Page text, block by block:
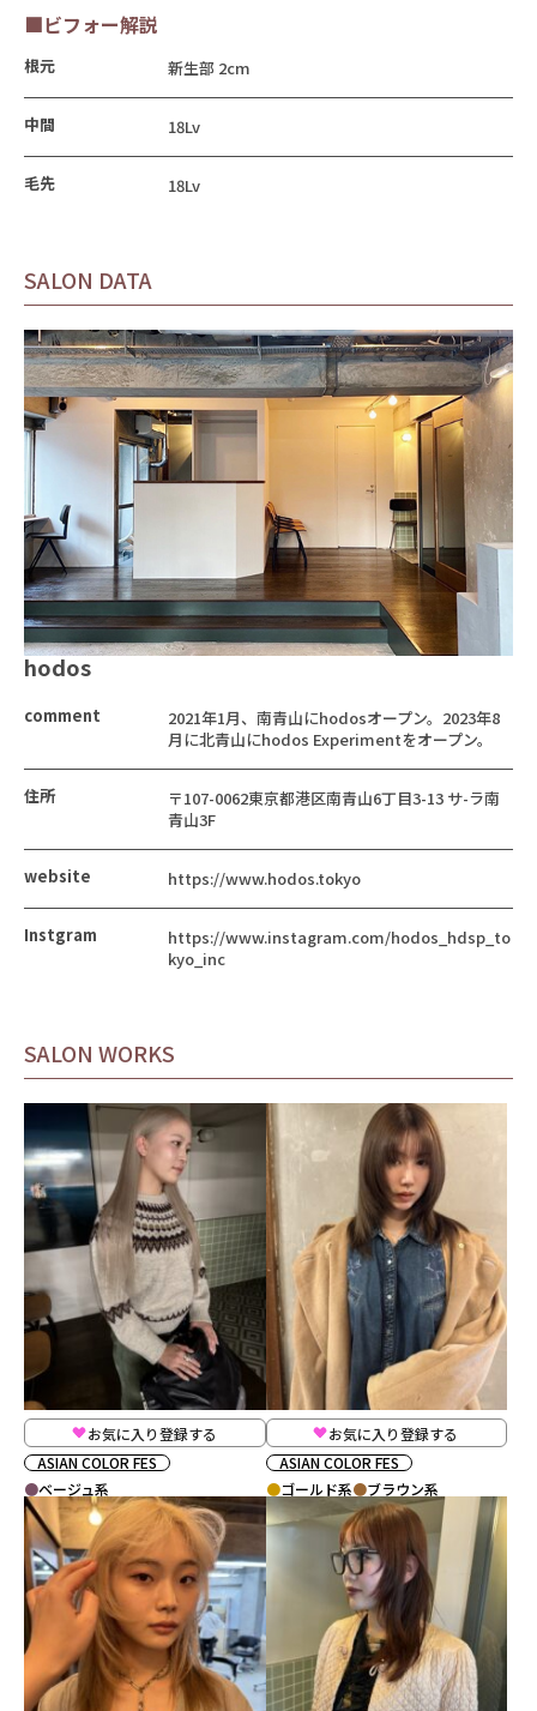
■ビフォー解説
根元 新生部 2cm
中間 18Lv
毛先 18Lv
SALON DATA
hodos
comment
2021年1月、南青山にhodosオープン。2023年8
月に北青山にhodos Experimentをオープン。
住所
〒107-0062東京都港区南青山6丁目3-13 サ-ラ南
青山3F
website https://www.hodos.tokyo
Instgram
https://www.instagram.com/hodos_hdsp_to
kyo_inc
SALON WORKS
お気に入り登録する
ASIAN COLOR FES
ベージュ系
お気に入り登録する
ASIAN COLOR FES
ゴールド系
ブラウン系